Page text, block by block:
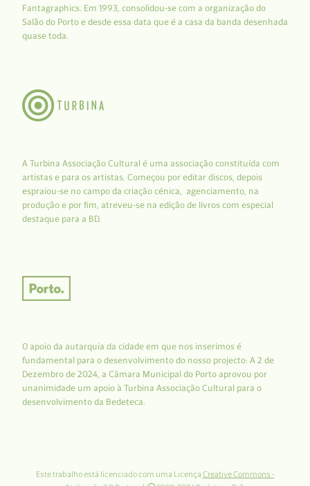
Fantagraphics. Em 1993, consolidou-se com a organização do
Salão do Porto e desde essa data que é a casa da banda desenhada
quase toda.
A Turbina Associação Cultural é uma associação constituída com
artistas e para os artistas. Começou por editar discos, depois
espraiou-se no campo da criação cénica, agenciamento, na
produção e por fim, atreveu-se na edição de livros com especial
destaque para a BD.
O apoio da autarquia da cidade em que nos inserimos é
fundamental para o desenvolvimento do nosso projecto: A 2 de
Dezembro de 2024, a Câmara Municipal do Porto aprovou por
unanimidade um apoio à Turbina Associação Cultural para o
desenvolvimento da Bedeteca.
Este trabalho está licenciado com uma Licença Creative Commons -